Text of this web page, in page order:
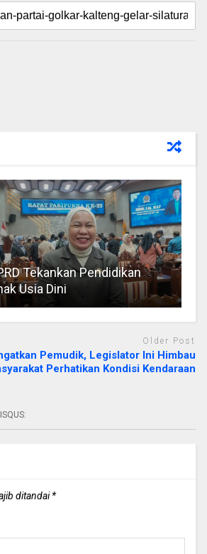
Tekankan Pendidikan
Usia Dini
Older Post
Pemudik, Legislator Ini Himbau
Perhatikan Kondisi Kendaraan
ditandai*